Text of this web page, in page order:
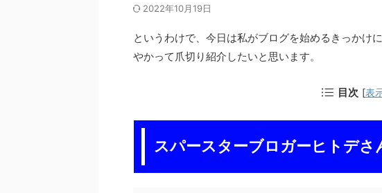
2022年10月19日
というわけで、今日は私がブログを始めるきっかけ
やかって爪切り紹介したいと思います。
目次 [表
スパースターブロガーヒトデさ